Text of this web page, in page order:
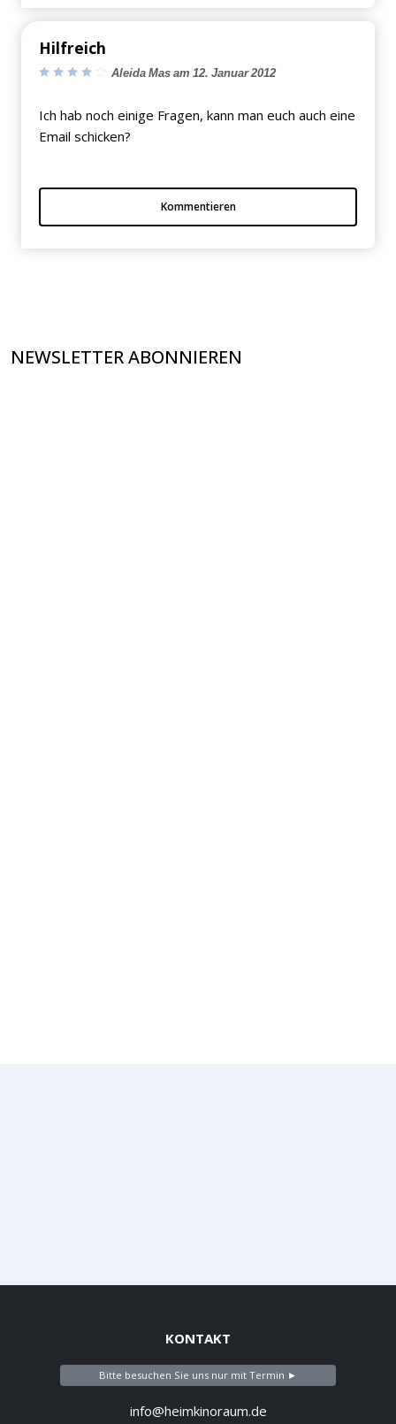
Hilfreich
Aleida Mas am 12. Januar 2012
Ich hab noch einige Fragen, kann man euch auch eine
Email schicken?
Kommentieren
NEWSLETTER ABONNIEREN
KONTAKT
Bitte besuchen Sie uns nur mit Termin ►
info@heimkinoraum.de